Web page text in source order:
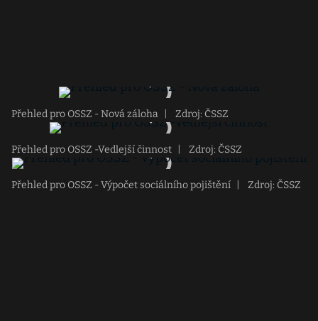
Přehled pro OSSZ - Nová záloha Zdroj: ČSSZ
Přehled pro OSSZ -Vedlejší činnost Zdroj: ČSSZ
Přehled pro OSSZ - Výpočet sociálního pojištění Zdroj: ČSSZ